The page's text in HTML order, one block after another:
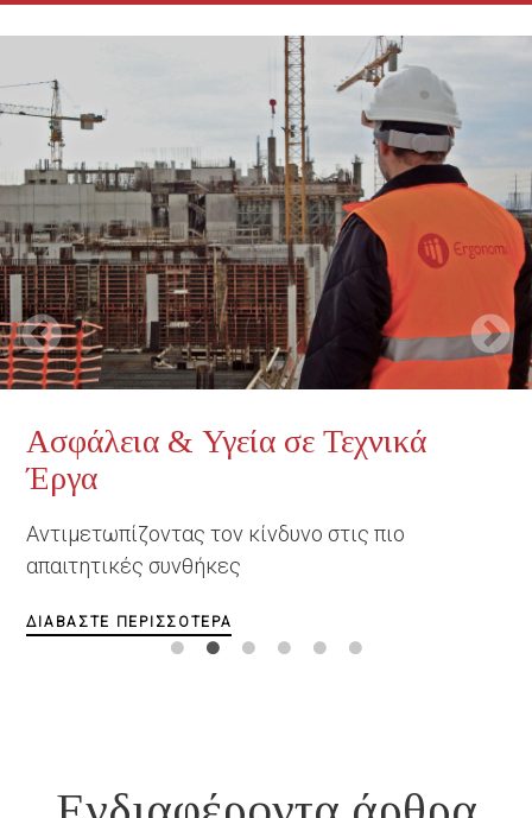
& Υγεία σε Τεχνικά
τον κίνδυνο στις πιο